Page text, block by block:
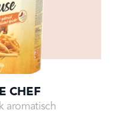
CHEF
aromatisch